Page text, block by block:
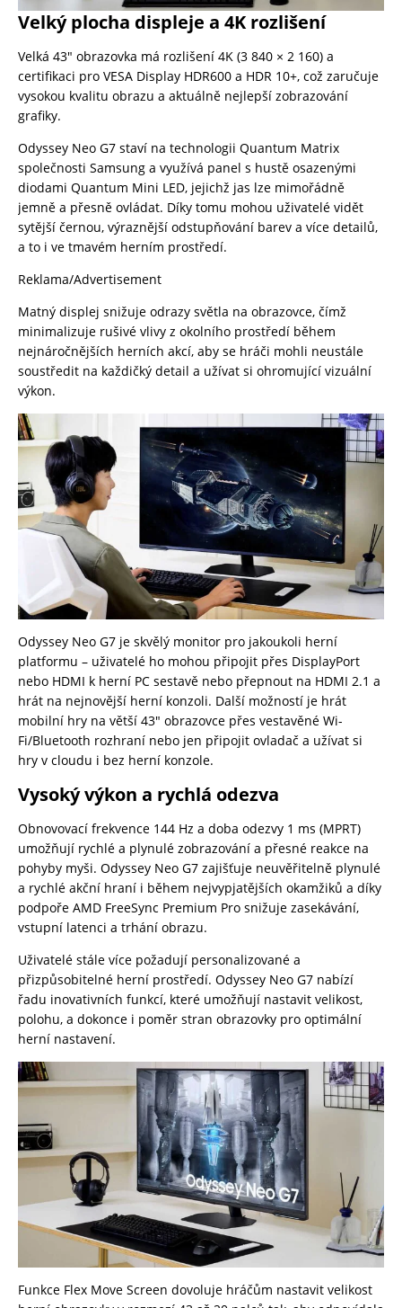
Velký plocha displeje a 4K rozlišení
Velká 43″ obrazovka má rozlišení 4K (3 840 × 2 160) a
certifikaci pro VESA Display HDR600 a HDR 10+, což zaručuje
vysokou kvalitu obrazu a aktuálně nejlepší zobrazování
grafiky.
Odyssey Neo G7 staví na technologii Quantum Matrix
společnosti Samsung a využívá panel s hustě osazenými
diodami Quantum Mini LED, jejichž jas lze mimořádně
jemně a přesně ovládat. Díky tomu mohou uživatelé vidět
sytější černou, výraznější odstupňování barev a více detailů,
a to i ve tmavém herním prostředí.
Reklama/Advertisement
Matný displej snižuje odrazy světla na obrazovce, čímž
minimalizuje rušivé vlivy z okolního prostředí během
nejnáročnějších herních akcí, aby se hráči mohli neustále
soustředit na každičký detail a užívat si ohromující vizuální
výkon.
Odyssey Neo G7 je skvělý monitor pro jakoukoli herní
platformu – uživatelé ho mohou připojit přes DisplayPort
nebo HDMI k herní PC sestavě nebo přepnout na HDMI 2.1 a
hrát na nejnovější herní konzoli. Další možností je hrát
mobilní hry na větší 43″ obrazovce přes vestavěné Wi-
Fi/Bluetooth rozhraní nebo jen připojit ovladač a užívat si
hry v cloudu i bez herní konzole.
Vysoký výkon a rychlá odezva
Obnovovací frekvence 144 Hz a doba odezvy 1 ms (MPRT)
umožňují rychlé a plynulé zobrazování a přesné reakce na
pohyby myši. Odyssey Neo G7 zajišťuje neuvěřitelně plynulé
a rychlé akční hraní i během nejvypjatějších okamžiků a díky
podpoře AMD FreeSync Premium Pro snižuje zasekávání,
vstupní latenci a trhání obrazu.
Uživatelé stále více požadují personalizované a
přizpůsobitelné herní prostředí. Odyssey Neo G7 nabízí
řadu inovativních funkcí, které umožňují nastavit velikost,
polohu, a dokonce i poměr stran obrazovky pro optimální
herní nastavení.
Funkce Flex Move Screen dovoluje hráčům nastavit velikost